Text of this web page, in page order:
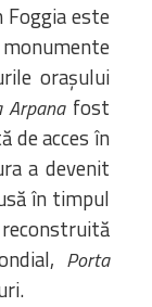
Foggia este
orașului
Arpanafost
de acces în
a devenit
în timpul
Porta